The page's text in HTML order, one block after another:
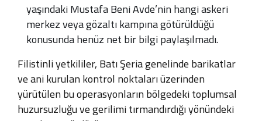
yaşındaki Mustafa Beni Avde’nin hangi askeri
merkez veya gözaltı kampına götürüldüğü
konusunda henüz net bir bilgi paylaşılmadı.
Filistinli yetkililer, Batı Şeria genelinde barikatlar
ve ani kurulan kontrol noktaları üzerinden
yürütülen bu operasyonların bölgedeki toplumsal
huzursuzluğu ve gerilimi tırmandırdığı yönündeki